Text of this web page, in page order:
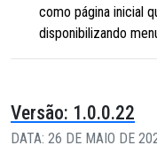
como página inicial
disponibilizando
Versão: 1.0.0.22
DATA: 26 DE MAIO DE